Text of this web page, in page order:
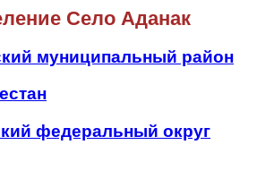
Село Аданак
муниципальный район
федеральный округ